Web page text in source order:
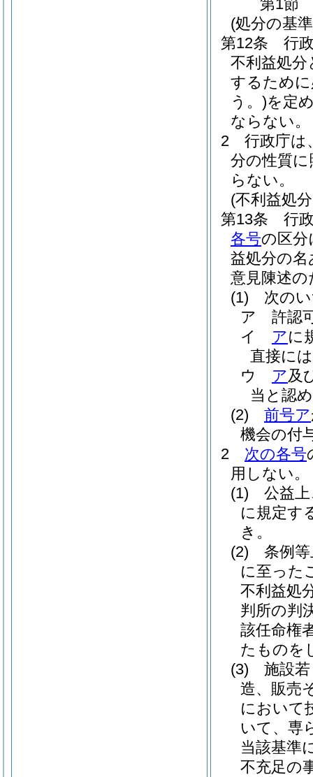
第1節
(処分の基
第12条
行
不利益処
するため
う。)を定
ならない。
2
行政庁は
分の性質
らない。
(不利益処
第13条
行
各号の区分
益処分の
意見陳述
(1)
次の
ア
許認
イ
アに
直接に
ウ
ア及
当と認
(2)
前号ア
機会の付
2
次の各号
用しない。
(1)
公益
に規定す
き。
(2)
条例
に至った
不利益処
判所の判
該任命権
たものを
(3)
施設
造、販売
において
いて、専
当該基準
不充足の